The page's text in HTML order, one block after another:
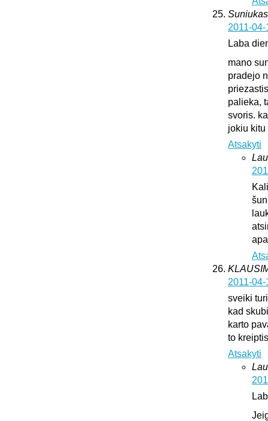
2011-
Laba
mano
pradejo
palieka,
svoris.
jokiu kitu
Atsakyti
2011-
sveiki
kad
karto
to
Atsakyti